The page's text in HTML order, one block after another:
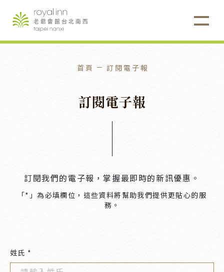
首頁 訂閱電子報
訂閱電子報
訂閱我們的電子報，掌握最即時的新訊優惠。
「*」為必填欄位，這些資料將幫助我們提供更貼心的服
務。
姓氏 *